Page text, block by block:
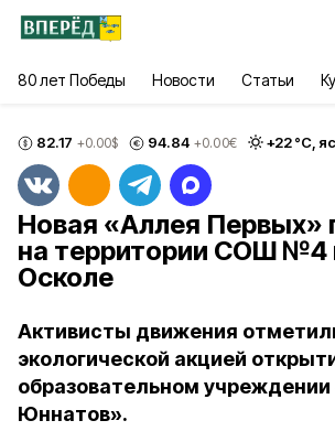
80 лет Победы Новости Статьи
82.17 +0.00$ 94.84 +0.00€ +22°С,
Новая «Аллея Первых»
на территории СОШ №4
Осколе
Активисты движения
экологической акцией
образовательном учреждении
Юннатов».